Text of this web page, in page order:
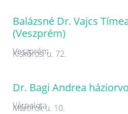
Balázsné Dr. Vajcs
(Veszprém)
Veszprém
Kiskőrösi u. 72.
Dr. Bagi Andrea
Várpalota
Mártírok u. 10.